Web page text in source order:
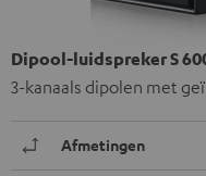
Dipool-luidspreker S
3-kanaals dipolen met
Afmetingen